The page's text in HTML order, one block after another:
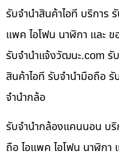
รับจำนำสินค้าไอที บริการ
แพค ไอโฟน นาฬิกา และ
รับจํานําแจ้งวัฒนะ.com รั
สินค้าไอที รับจำนำมือถือ
จำนำกล้อ
รับจำนำกล้องแคนนอน บริ
ถือ ไอแพค ไอโฟน นาฬิกา